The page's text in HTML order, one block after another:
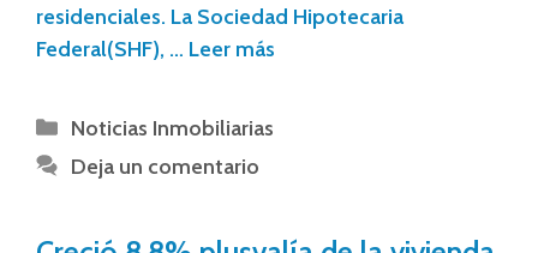
residenciales. La Sociedad Hipotecaria
Federal(SHF), … Leer más
Noticias Inmobiliarias
Deja un comentario